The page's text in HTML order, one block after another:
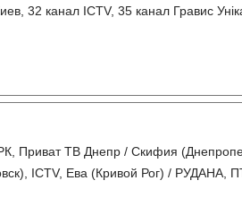
32 канал ICTV, 35 канал Гравис
Приват ТВ Днепр / Скифия
ICTV, Ева (Кривой Рог) / РУДАНА,